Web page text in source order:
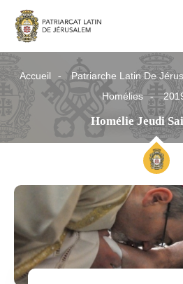
Accueil Patriarche Latin De
Homélies
Homélie Jeudi